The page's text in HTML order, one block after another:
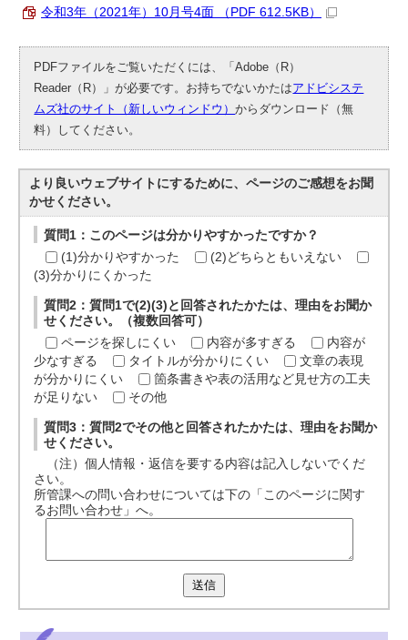
令和3年（2021年）10月号4面 （PDF 612.5KB）
PDFファイルをご覧いただくには、「Adobe（R）
Reader（R）」が必要です。お持ちでないかたはアドビシステ
ムズ社のサイト（新しいウィンドウ）からダウンロード（無
料）してください。
より良いウェブサイトにするために、ページのご感想をお聞
かせください。
質問1：このページは分かりやすかったですか？
(1)分かりやすかった
(2)どちらともいえない
(3)分かりにくかった
質問2：質問1で(2)(3)と回答されたかたは、理由をお聞か
せください。（複数回答可）
ページを探しにくい
内容が多すぎる
内容が
少なすぎる
タイトルが分かりにくい
文章の表現
が分かりにくい
箇条書きや表の活用など見せ方の工夫
が足りない
その他
質問3：質問2でその他と回答されたかたは、理由をお聞か
せください。
（注）個人情報・返信を要する内容は記入しないでくだ
さい。
所管課への問い合わせについては下の「このページに関す
るお問い合わせ」へ。
送信